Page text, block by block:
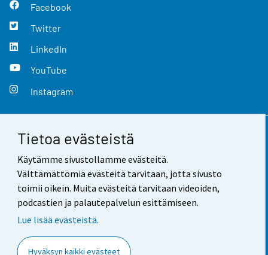
Tietoa evästeistä
Käytämme sivustollamme evästeitä.
Välttämättömiä evästeitä tarvitaan, jotta sivusto
toimii oikein. Muita evästeitä tarvitaan videoiden,
podcastien ja palautepalvelun esittämiseen.
Lue lisää evästeistä.
Hyväksyn kaikki evästeet
Facebook
Twitter
LinkedIn
YouTube
Instagram
Yhteystiedot
Palaute
Käyttöehdot
Saavutettavuus